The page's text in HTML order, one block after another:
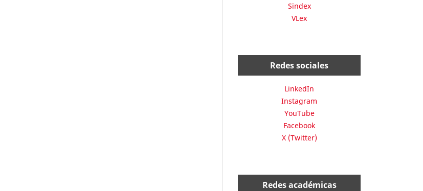
Sindex
VLex
Redes sociales
LinkedIn
Instagram
YouTube
Facebook
X (Twitter)
Redes académicas